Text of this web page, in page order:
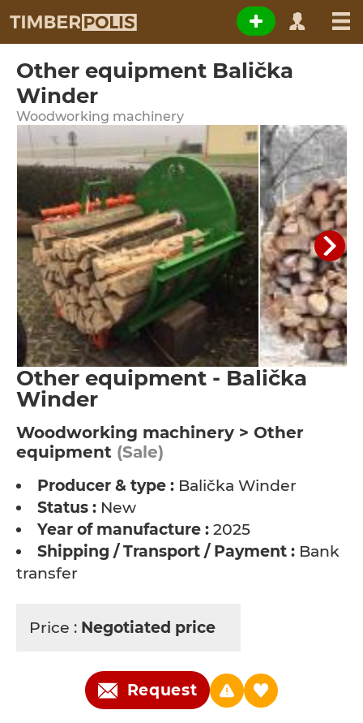
Other equipment Balička
Winder
Woodworking machinery
Other equipment - Balička
Winder
Woodworking machinery > Other
equipment (Sale)
Producer & type : Balička Winder
Status : New
Year of manufacture : 2025
Shipping / Transport / Payment : Bank
transfer
Price : Negotiated price
Request